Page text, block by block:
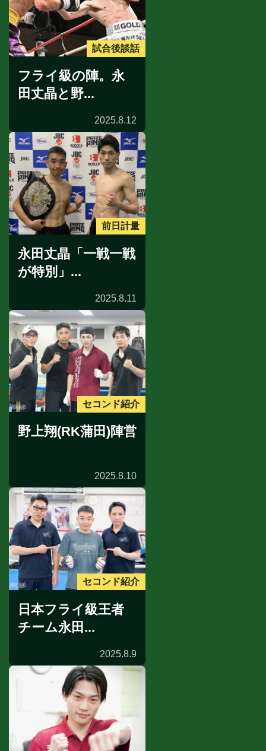
試合後談話
フライ級の陣。永
田丈晶と野...
2025.8.12
前日計量
永田丈晶「一戦一戦
が特別」...
2025.8.11
セコンド紹介
野上翔(RK蒲田)陣営
2025.8.10
セコンド紹介
日本フライ級王者
チーム永田...
2025.8.9